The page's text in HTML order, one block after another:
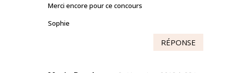
Merci encore pour ce concours
Sophie
RÉPONSE